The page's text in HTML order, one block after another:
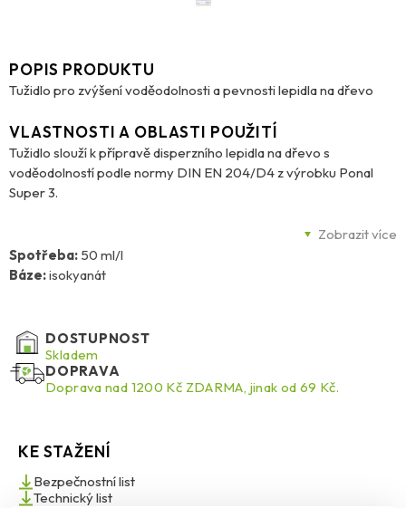
POPIS PRODUKTU
Tužidlo pro zvýšení voděodolnosti a pevnosti lepidla na dřevo
Zobrazit více
VLASTNOSTI A OBLASTI POUŽITÍ
Tužidlo slouží k přípravě disperzního lepidla na dřevo s
voděodolností podle normy DIN EN 204/D4 z výrobku Ponal
Super 3.
Použití: Výsledný produkt je vhodný pro montážní a konstrukční
lepení v interiéru i exteriéru, například při lepení oken, dveří,
velkoplošného lepení (např. vrstvených lisovaných desek na
výkyvy a zvýšenou vlhkostí.
Lepidlo se vyznačuje vysokou pevností spoje, odolností vůči
vysokým teplotám, po vytvrzení je průhledné, pružné a odolává
Spotřeba: 50 ml/l
Báze:isokyanát
DOSTUPNOST
Skladem
DOPRAVA
Doprava nad 1200 Kč ZDARMA, jinak od 69 Kč.
KE STAŽENÍ
Bezpečnostní list
Technický list